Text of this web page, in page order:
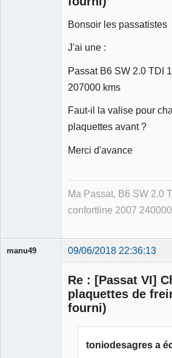
Bonsoir les passatistes
J'ai une :
Passat B6 SW 2.0 TDI
207000 kms
Faut-il la valise pour
plaquettes avant ?
Merci d'avance
Ma Passat, B6 SW 2.0
confortline 2007
manu49 09/06/2018 22:36:13
Re : [Passat VI]
plaquettes de
fourni)
toniodesagres a